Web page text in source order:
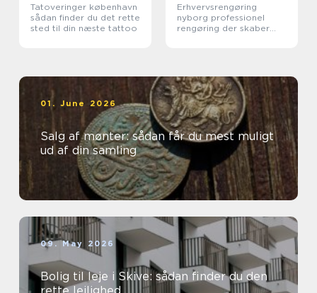
Tatoveringer københavn
sådan finder du det rette
sted til din næste tattoo
Erhvervsrengøring
nyborg professionel
rengøring der skaber
01. June 2026
Salg af mønter: sådan får du mest muligt
ud af din samling
09. May 2026
Bolig til leje i Skive: sådan finder du den